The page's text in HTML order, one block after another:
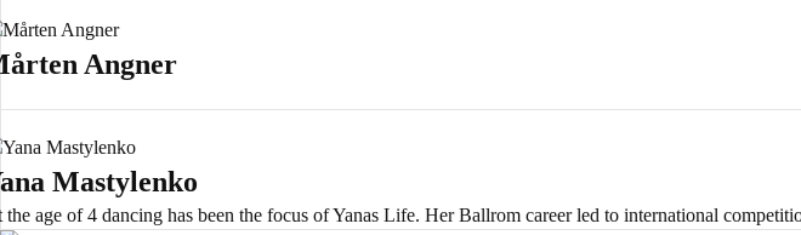
Angner
Mastylenko
the age of 4 dancing has been the focus of Yanas Life. Her Ballrom career led to international